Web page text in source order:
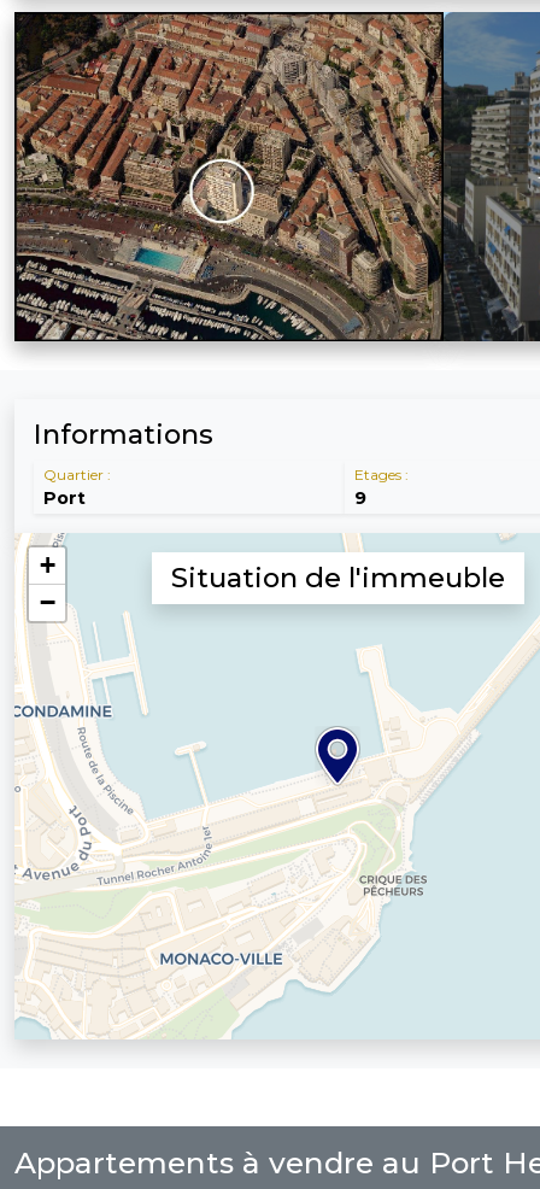
Informations
Quartier :
Port
Etages :
9
Situation de l'immeuble
Appartements à vendre au Port